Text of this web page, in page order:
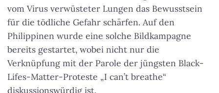
vom Virus verwüsteter Lungen das Bewusstsein
für die tödliche Gefahr schärfen. Auf den
Philippinen wurde eine solche Bildkampagne
bereits gestartet, wobei nicht nur die
Verknüpfung mit der Parole der jüngsten Black-
Lifes-Matter-Proteste „I can’t breathe“
diskussionswürdig ist.